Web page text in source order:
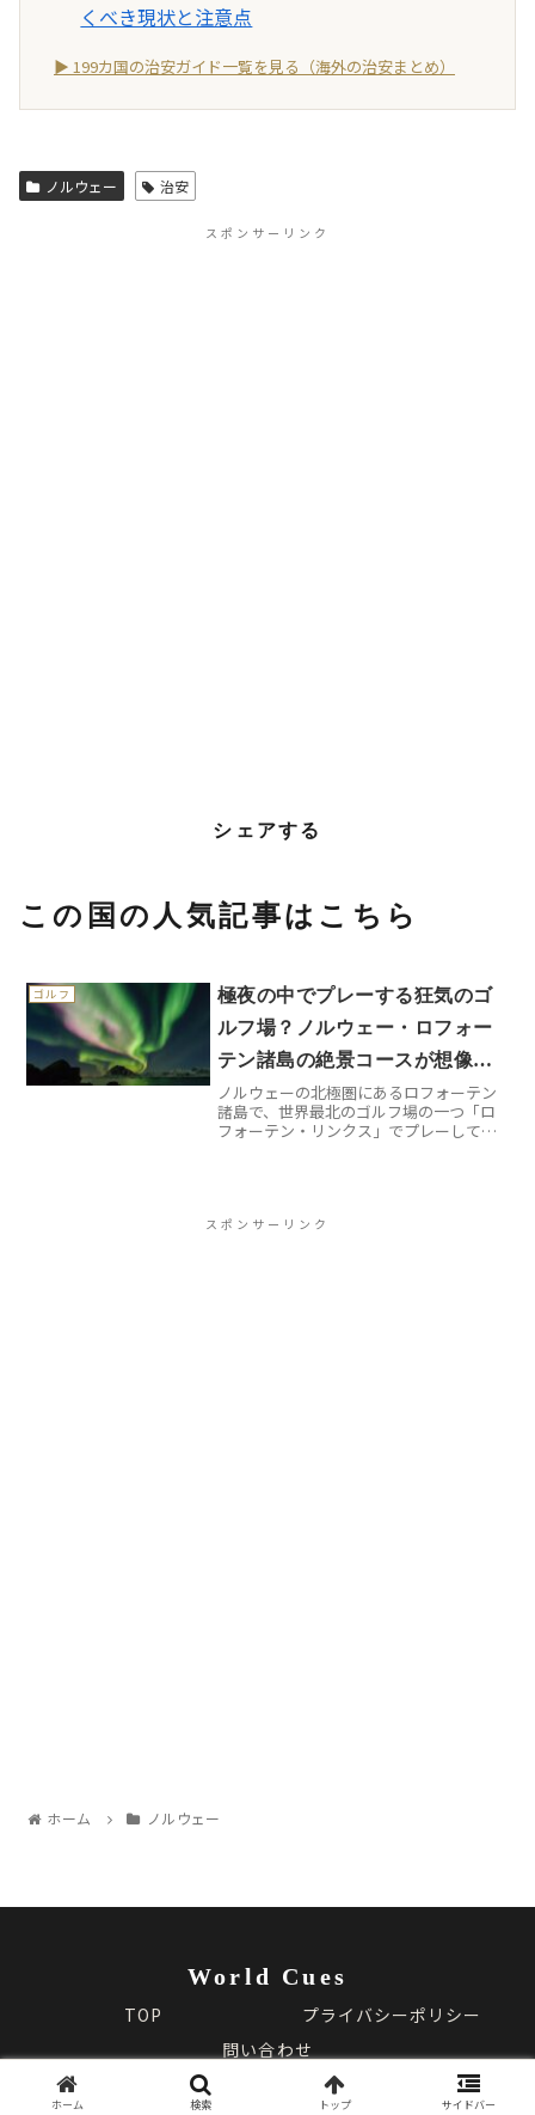
くべき現状と注意点
▶ 199カ国の治安ガイド一覧を見る（海外の治安まとめ）
ノルウェー 治安
スポンサーリンク
シェアする
この国の人気記事はこちら
ゴルフ
極夜の中でプレーする狂気のゴ
ルフ場？ノルウェー・ロフォー
テン諸島の絶景コースが想像を
超えていた
ノルウェーの北極圏にあるロフォーテン
諸島で、世界最北のゴルフ場の一つ「ロ
フォーテン・リンクス」でプレーしてき
スポンサーリンク
ホーム ノルウェー
World Cues
TOP
プライバシーポリシー
問い合わせ
© 2025 World Cues.
ホーム 検索 トップ サイドバー